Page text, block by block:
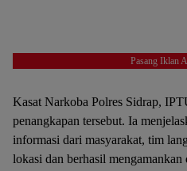
Pasang Iklan
Kasat Narkoba Polres Sidrap,
penangkapan tersebut. Ia
informasi dari masyarakat, tim
lokasi dan berhasil